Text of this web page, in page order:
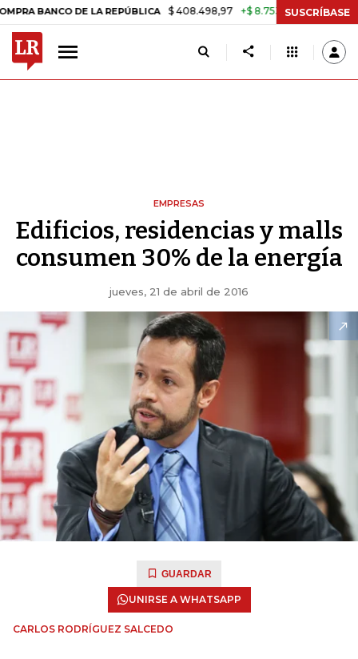
DE LA REPÚBLICA $ 408.498,97 +$ 8.753,81 +2,19% TASA DE
SUSCRÍBASE
EMPRESAS
Edificios, residencias y malls
consumen 30% de la energía
jueves, 21 de abril de 2016
GUARDAR
UNIRSE A WHATSAPP
CARLOS RODRÍGUEZ SALCEDO